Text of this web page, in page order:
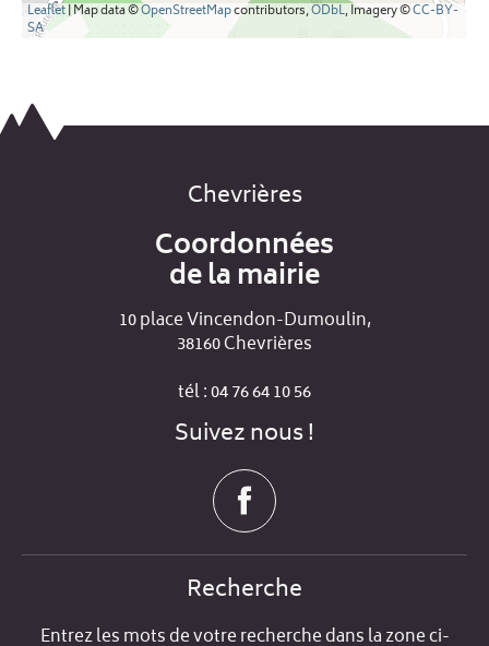
Leaflet| Map data ©OpenStreetMapcontributors,ODbL, Imagery ©CC-BY-
SA
Chevrières
Coordonnées
de la mairie
10 place Vincendon-Dumoulin,
38160 Chevrières
tél : 04 76 64 10 56
Suivez nous !
Recherche
Entrez les mots de votre recherche dans la zone ci-